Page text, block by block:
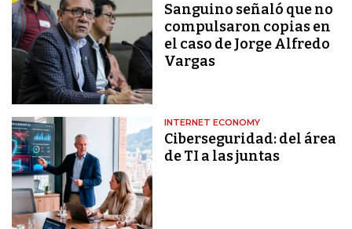
Sanguino señaló que no
compulsaron copias en
el caso de Jorge Alfredo
Vargas
INTERNET ECONOMY
Ciberseguridad: del área
de TI a las juntas